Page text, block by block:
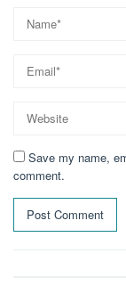
Save my name,
comment.